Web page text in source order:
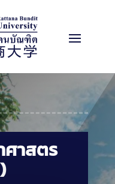
าสตร

รเรียน ปริญญาโท